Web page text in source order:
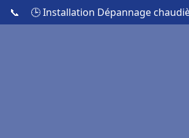
📞 🕒 Installation Dépannage